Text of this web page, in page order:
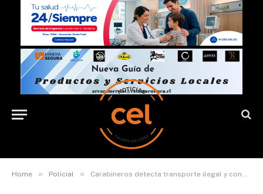
Home » Policial » Carabineros detecta transporte ilegal y conductor es detenido por cohecho